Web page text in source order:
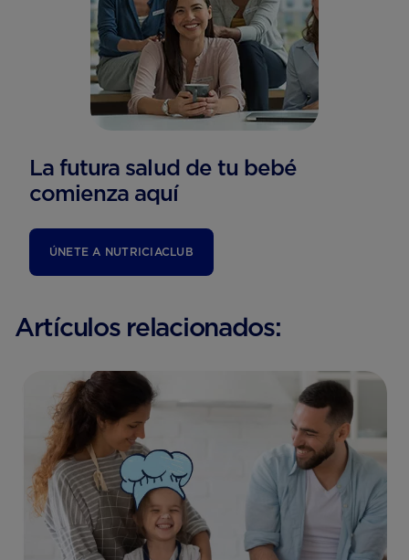
La futura salud de tu bebé
comienza aquí
ÚNETE A NUTRICIACLUB
Artículos relacionados: